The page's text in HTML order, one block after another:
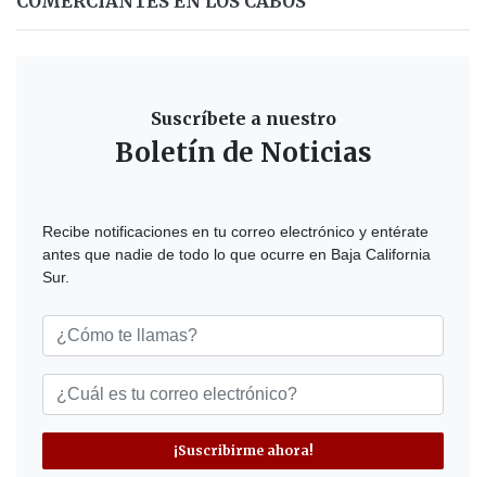
Suscríbete a nuestro
Boletín de Noticias
Recibe notificaciones en tu correo electrónico y entérate
antes que nadie de todo lo que ocurre en Baja California
Sur.
¡Suscribirme ahora!